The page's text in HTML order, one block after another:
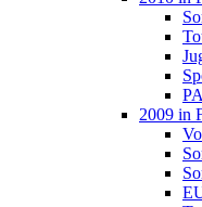
2009 in